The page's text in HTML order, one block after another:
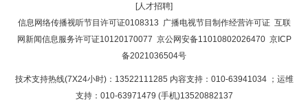
返回首页
[人才招聘]
信息网络传播视听节目许可证0108313 广播电视节目制作经营许可证 互联
网新闻信息服务许可证10120170077 京公网安备11010802026470 京ICP
备2021036504号
技术支持热线(7X24小时)：13522111285 内容支持：010-63941034 ；运维
支持：010-63971479 (手机)13520882137